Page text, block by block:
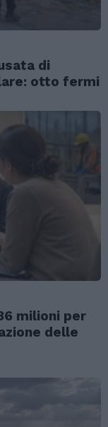
di
otto fermi
milioni per
delle